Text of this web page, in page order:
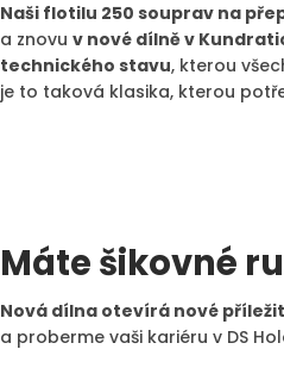
Naši flotilu 250 souprav na
a znovu v nové dílně v
technického stavu, kterou
je to taková klasika, kterou
Máte šikovné
Nová dílna otevírá nové
a proberme vaši kariéru v DS